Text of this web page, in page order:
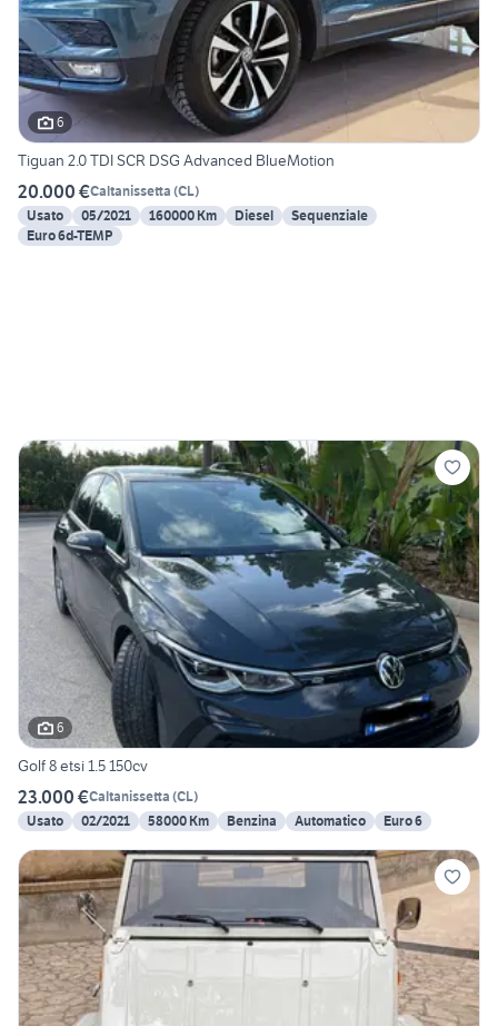
6
Tiguan 2.0 TDI SCR DSG Advanced BlueMotion
20.000 €Caltanissetta (CL)
Usato
05/2021 160000 Km Diesel
Sequenziale
Euro 6d-TEMP
6
Golf 8 etsi 1.5 150cv
23.000 €Caltanissetta (CL)
Usato
02/2021 58000 Km Benzina Automatico Euro 6